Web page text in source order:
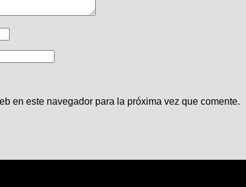
en este navegador para la próxima vez que comente.